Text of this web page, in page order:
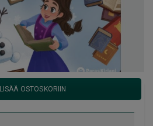
LISÄÄ OSTOSKORIIN